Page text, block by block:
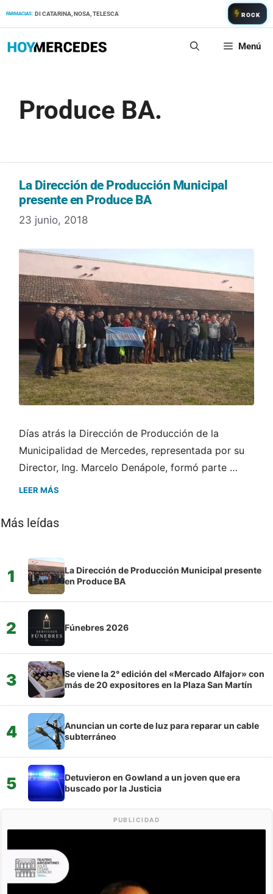
FARMACIAS: DI CATARINA, NOSA, TELESCA ROCK
Menú
Produce BA.
La Dirección de Producción Municipal
presente en Produce BA
23 junio, 2018
Días atrás la Dirección de Producción de la
Municipalidad de Mercedes, representada por su
Director, Ing. Marcelo Denápole, formó parte …
LEER MÁS
Más leídas
1
La Dirección de Producción Municipal presente
en Produce BA
2 Fúnebres 2026
3
Se viene la 2° edición del «Mercado Alfajor» con
más de 20 expositores en la Plaza San Martín
4
Anuncian un corte de luz para reparar un cable
subterráneo
5
Detuvieron en Gowland a un joven que era
buscado por la Justicia
PUBLICIDAD